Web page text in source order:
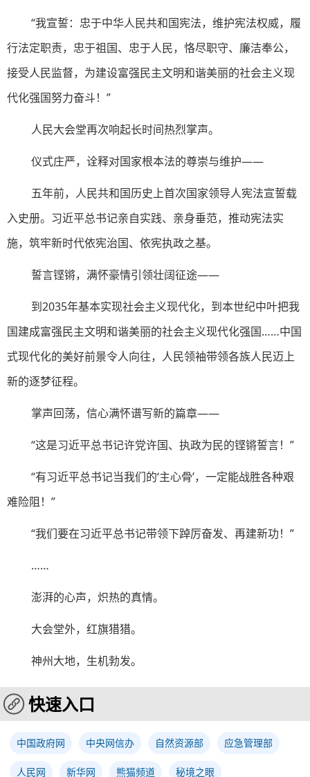
“我宣誓：忠于中华人民共和国宪法，维护宪法权威，履
行法定职责，忠于祖国、忠于人民，恪尽职守、廉洁奉公，
接受人民监督，为建设富强民主文明和谐美丽的社会主义现
代化强国努力奋斗！”
人民大会堂再次响起长时间热烈掌声。
仪式庄严，诠释对国家根本法的尊崇与维护——
五年前，人民共和国历史上首次国家领导人宪法宣誓载
入史册。习近平总书记亲自实践、亲身垂范，推动宪法实
施，筑牢新时代依宪治国、依宪执政之基。
誓言铿锵，满怀豪情引领壮阔征途——
到2035年基本实现社会主义现代化，到本世纪中叶把我
国建成富强民主文明和谐美丽的社会主义现代化强国……中国
式现代化的美好前景令人向往，人民领袖带领各族人民迈上
新的逐梦征程。
掌声回荡，信心满怀谱写新的篇章——
“这是习近平总书记许党许国、执政为民的铿锵誓言！”
“有习近平总书记当我们的‘主心骨’，一定能战胜各种艰
难险阻！”
“我们要在习近平总书记带领下踔厉奋发、再建新功！”
……
澎湃的心声，炽热的真情。
大会堂外，红旗猎猎。
神州大地，生机勃发。
快速入口
中国政府网 中央网信办 自然资源部 应急管理部
人民网 新华网 熊猫频道 秘境之眼